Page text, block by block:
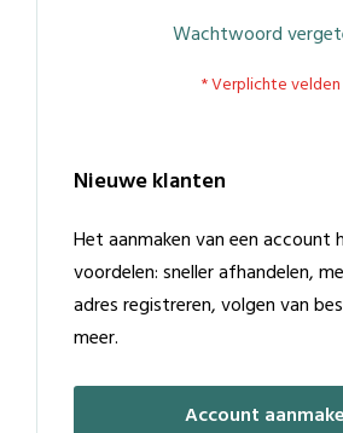
Wachtwoord
Nieuwe klanten
Het aanmaken van een account
voordelen: sneller afhandelen,
adres registreren, volgen van
meer.
Account